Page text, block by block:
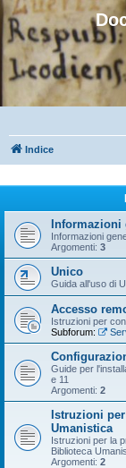
Indice
Informazioni
Informazioni
Argomenti: 3
Unico
Guida all'uso di
Accesso
Istruzioni per
Subforum:
Guide per
e 11
Argomenti: 2
Istruzioni
Umanistica
Istruzioni per la
Biblioteca
Argomenti: 2